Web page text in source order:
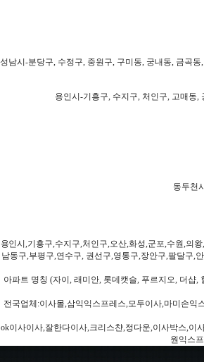
성남시-분당구, 수정구, 중원구, 구미동, 궁내동, 금곡
용인시-기흥구, 수지구, 처인구, 고매동
동두천
용인시,기흥구,수지구,처인구,오산,화성,군포,수원,의
남동구,부평구,연수구, 권선구,영통구,장안구,팔달구,
아파트 명칭 (자이, 래미안, 롯데캣슬, 푸르지오, 더샵
전국업체:이사몰,삼익익스프레스,모두이사,마미손익
ok이사이사,잘한다이사,크리스챤,정다운,이사박스,이
원익스